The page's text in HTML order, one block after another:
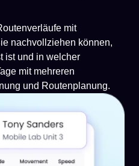
mit
nachvollziehen können,
ist und in welcher
mit mehreren
und Routenplanung.